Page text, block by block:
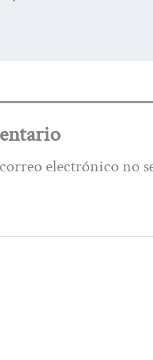
electrónico no